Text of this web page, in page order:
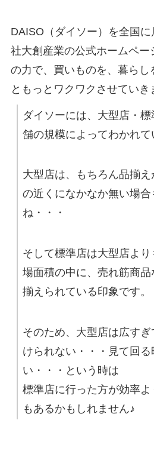
DAISO（ダイソー）を全国
社大創産業の公式ホームペー
の力で、買いものを、暮らし
ともっとワクワクさせていき
ダイソーには、大型店・
舗の規模によってわかれて
大型店は、もちろん品揃
の近くになかなか無い場合
ね・・・
そして標準店は大型店よ
場面積の中に、売れ筋商品
揃えられている印象です。
そのため、大型店は広す
けられない・・・見て回
い・・・という時は
標準店に行った方が効率
もあるかもしれません♪